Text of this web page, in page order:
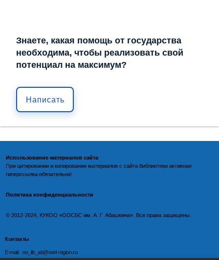
Знаете, какая помощь от государства
необходима, чтобы реализовать свой
потенциал на максимум?
Написать
Использование материалов сайта
При цитировании и копировании материалов с сайта библиотеки активная
гиперссылка обязательна!
Политика конфиденциальности
©️ 2012-2024, КУКОО «ООСБС им. А. Г. Абашкина». Все права защищены.
Контакты
E-mail: oo_lib_ab@orel-region.ru